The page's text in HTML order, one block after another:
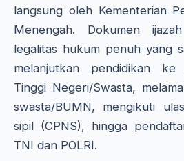
langsung oleh Kementerian
Menengah. Dokumen
legalitas hukum penuh yang
melanjutkan pendidikan ke
Tinggi Negeri/Swasta,
swasta/BUMN, mengikuti
sipil (CPNS), hingga
TNI dan POLRI.